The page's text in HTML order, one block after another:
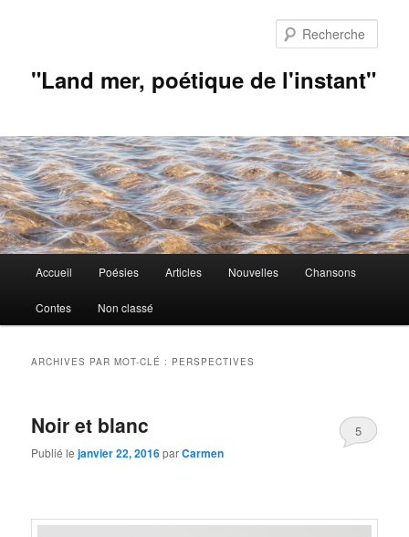
"Land mer, poétique de l'instant"
principal
Accueil Poésies Articles Nouvelles Chansons
Contes Non classé
ARCHIVES PAR MOT-CLÉ : PERSPECTIVES
Noir et blanc
Publié lejanvier 22, 2016parCarmen
5